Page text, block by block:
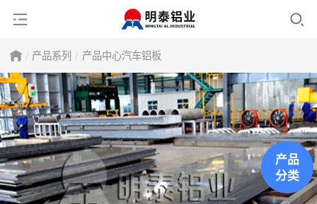
产品系列 产品中心汽车铝板
产品
分类